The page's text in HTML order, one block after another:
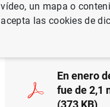
ESPAÑA
En enero
fue de 2,1
(373 KB)
vídeo, un mapa o
acepta las cookies de